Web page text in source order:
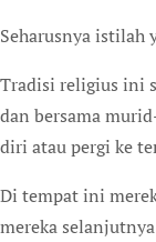
Seharusnya istilah
Tradisi religius ini
dan bersama
diri atau pergi ke
Di tempat ini
mereka